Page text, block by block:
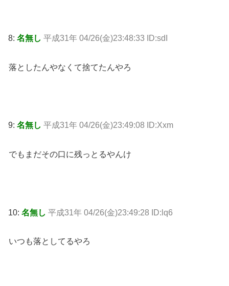
8: 名無し 平成31年 04/26(金)23:48:33 ID:sdI
落としたんやなくて捨てたんやろ
9: 名無し 平成31年 04/26(金)23:49:08 ID:Xxm
でもまだその口に残っとるやんけ
10: 名無し 平成31年 04/26(金)23:49:28 ID:lq6
いつも落としてるやろ